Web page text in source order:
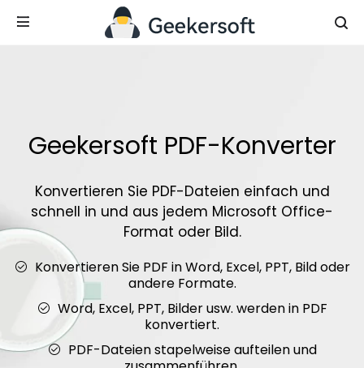
Geekersoft PDF-Konverter
Konvertieren Sie PDF-Dateien einfach und
schnell in und aus jedem Microsoft Office-
Format oder Bild.
Konvertieren Sie PDF in Word, Excel, PPT, Bild oder
andere Formate.
Word, Excel, PPT, Bilder usw. werden in PDF
konvertiert.
PDF-Dateien stapelweise aufteilen und